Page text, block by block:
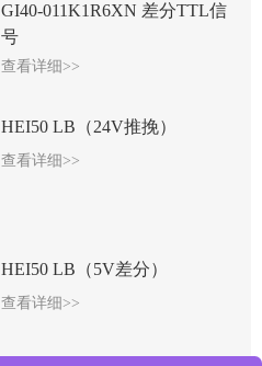
GI40-011K1R6XN 差分TTL信
号
查看详细>>
HEI50 LB（24V推挽）
查看详细>>
HEI50 LB（5V差分）
查看详细>>